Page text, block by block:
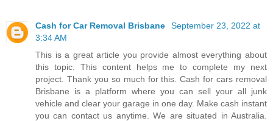
Cash for Car Removal Brisbane
September 23, 2022 at
3:34 AM
This is a great article you provide almost everything about
this topic. This content helps me to complete my next
project. Thank you so much for this. Cash for cars removal
Brisbane is a platform where you can sell your all junk
vehicle and clear your garage in one day. Make cash instant
you can contact us anytime. We are situated in Australia.